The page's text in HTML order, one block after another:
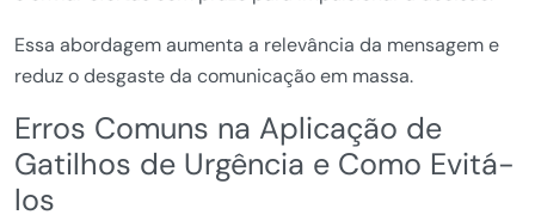
Essa abordagem aumenta a relevância da mensagem e
reduz o desgaste da comunicação em massa.
Erros Comuns na Aplicação de
Gatilhos de Urgência e Como Evitá-
los